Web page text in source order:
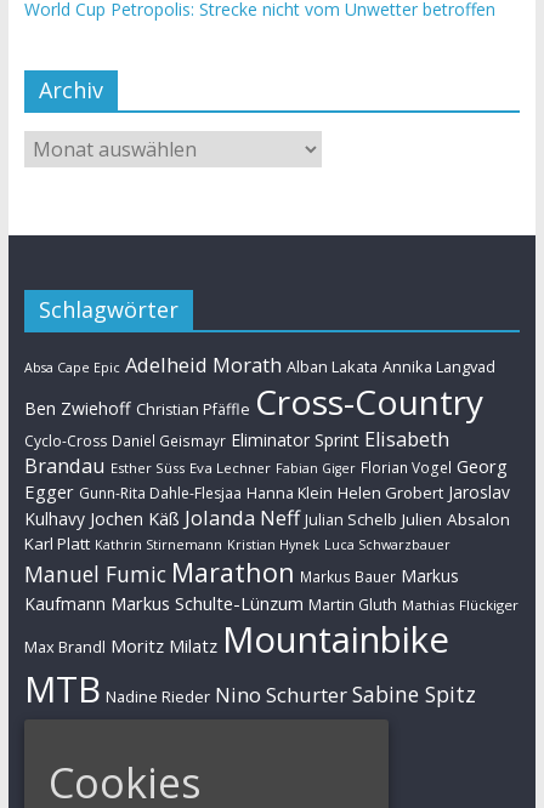
World Cup Petropolis: Strecke nicht vom Unwetter betroffen
Archiv
Schlagwörter
Absa Cape Epic Adelheid Morath Alban Lakata Annika Langvad
Ben Zwiehoff Christian Pfäffle Cross-Country
Cyclo-Cross Daniel Geismayr Eliminator Sprint Elisabeth
Brandau Esther Süss Eva Lechner Fabian Giger Florian Vogel Georg
Egger Gunn-Rita Dahle-Flesjaa Hanna Klein Helen Grobert Jaroslav
Kulhavy Jochen Käß Jolanda Neff Julian Schelb Julien Absalon
Karl Platt Kathrin Stirnemann Kristian Hynek Luca Schwarzbauer
Manuel Fumic Marathon Markus Bauer Markus
Kaufmann Markus Schulte-Lünzum Martin Gluth Mathias Flückiger
Max Brandl Moritz Milatz Mountainbike
MTB Nadine Rieder Nino SchurterSabine Spitz
Simon Stiebjahn
Cookies